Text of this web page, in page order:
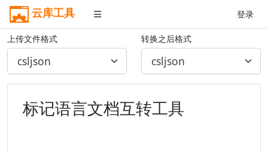
云库工具 登录
上传文件格式 转换之后格式
标记语言文档互转工具